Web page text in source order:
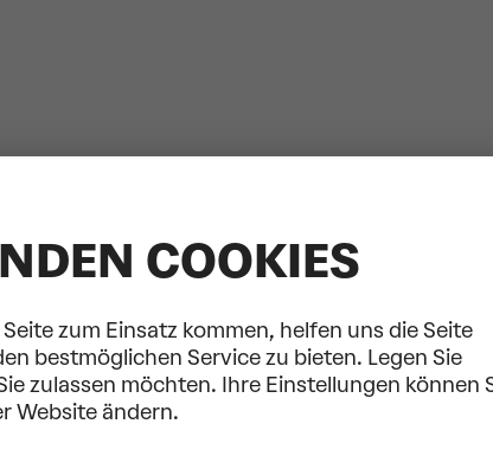
COOKIES
zum Einsatz kommen, helfen uns die Seite
bestmöglichen Service zu bieten. Legen Sie
zulassen möchten. Ihre Einstellungen können
Website ändern.